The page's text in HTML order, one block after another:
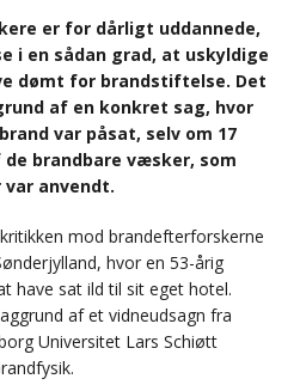
er for dårligt uddannede,
i en sådan grad, at uskyldige
dømt for brandstiftelse. Det
af en konkret sag, hvor
var påsat, selv om 17
brandbare væsker, som
anvendt.
mod brandefterforskerne
hvor en 53-årig
have sat ild til sit eget hotel.
af et vidneudsagn fra
Universitet Lars Schiøtt